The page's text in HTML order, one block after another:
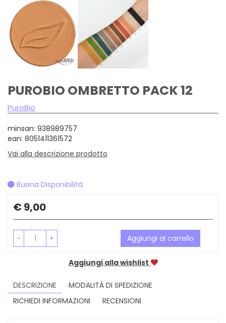
PUROBIO OMBRETTO PACK 12
PuroBio
minsan: 938989757
ean: 8051411361572
Vai alla descrizione prodotto
Buona Disponibilità
Prezzo
€ 9,00
- + Aggiungi al carrello
Aggiungi alla wishlist
DESCRIZIONE
MODALITÀ DI SPEDIZIONE
RICHIEDI INFORMAZIONI
RECENSIONI